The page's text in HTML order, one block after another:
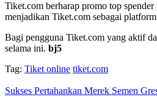
Tiket.com berharap promo top
menjadikan Tiket.com sebagai
Bagi pengguna Tiket.com yang aktif
selama ini. bj5
Tag: Tiket online tiket.com
Sukses Pertahankan Merek Semen